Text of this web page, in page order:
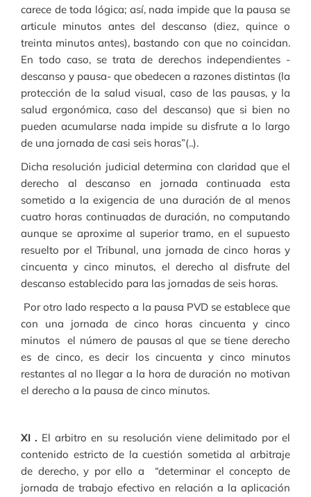
carece de toda lógica; así, nada impide que la pausa se
articule minutos antes del descanso (diez, quince o
treinta minutos antes), bastando con que no coincidan.
En todo caso, se trata de derechos independientes -
descanso y pausa- que obedecen a razones distintas (la
protección de la salud visual, caso de las pausas, y la
salud ergonómica, caso del descanso) que si bien no
pueden acumularse nada impide su disfrute a lo largo
de una jornada de casi seis horas”(..).
Dicha resolución judicial determina con claridad que el
derecho al descanso en jornada continuada esta
sometido a la exigencia de una duración de al menos
cuatro horas continuadas de duración, no computando
aunque se aproxime al superior tramo, en el supuesto
resuelto por el Tribunal, una jornada de cinco horas y
cincuenta y cinco minutos, el derecho al disfrute del
descanso establecido para las jornadas de seis horas.
Por otro lado respecto a la pausa PVD se establece que
con una jornada de cinco horas cincuenta y cinco
minutos el número de pausas al que se tiene derecho
es de cinco, es decir los cincuenta y cinco minutos
restantes al no llegar a la hora de duración no motivan
el derecho a la pausa de cinco minutos.
XI . El arbitro en su resolución viene delimitado por el
contenido estricto de la cuestión sometida al arbitraje
de derecho, y por ello a “determinar el concepto de
jornada de trabajo efectivo en relación a la aplicación